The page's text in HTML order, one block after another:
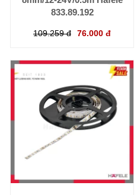
833.89.192
109.259 đ 76.000 đ